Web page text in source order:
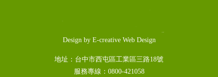
Design by E-creativeWeb Design
地址： 台中市西屯區工業區三路18號
服務專線：0800-421058